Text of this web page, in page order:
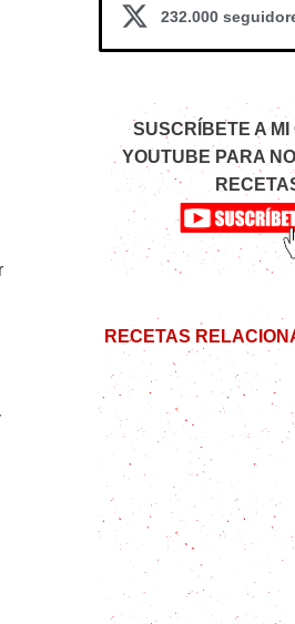
232.000
SUSCRÍBETE A
YOUTUBE PARA
RECETAS
Vieiras: Todos los
cocinarlas en casa
Cómo hacer sashimi
cortes, ingredientes
correcta
Mejillones al vapor
en 4 simples pasos